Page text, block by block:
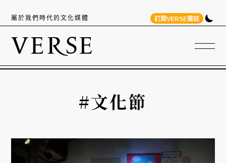
屬於我們時代的文化媒體 訂閱VERSE雜誌
#文化節